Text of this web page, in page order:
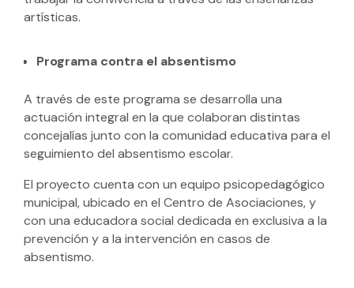
artísticas.
Programa contra el absentismo
A través de este programa se desarrolla una
actuación integral en la que colaboran distintas
concejalías junto con la comunidad educativa para el
seguimiento del absentismo escolar.
El proyecto cuenta con un equipo psicopedagógico
municipal, ubicado en el Centro de Asociaciones, y
con una educadora social dedicada en exclusiva a la
prevención y a la intervención en casos de
absentismo.